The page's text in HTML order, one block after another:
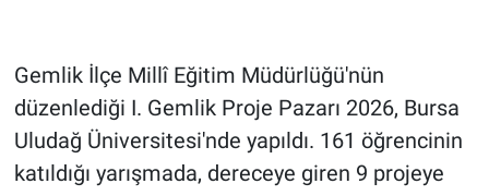
Gemlik İlçe Millî Eğitim Müdürlüğü'nün
düzenlediği I. Gemlik Proje Pazarı 2026, Bursa
Uludağ Üniversitesi'nde yapıldı. 161 öğrencinin
katıldığı yarışmada, dereceye giren 9 projeye